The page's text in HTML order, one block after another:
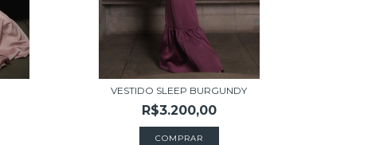
VESTIDO SLEEP BURGUNDY
R$3.200,00
COMPRAR